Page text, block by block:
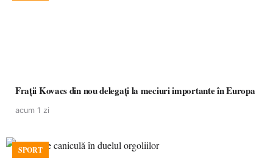
Frații Kovacs din nou delegați la meciuri importante în Europa
acum 1 zi
SPORT